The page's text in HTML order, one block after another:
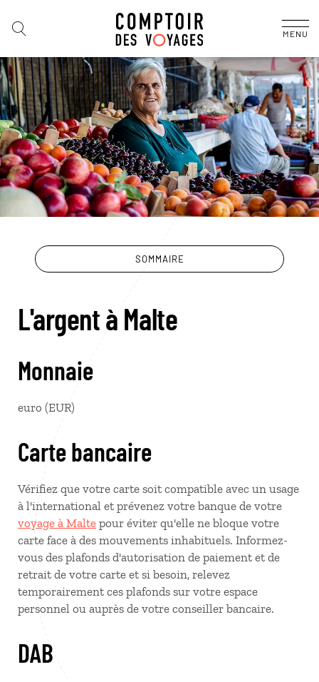
MENU
SOMMAIRE
L'argent à Malte
Monnaie
euro (EUR)
Carte bancaire
Vérifiez que votre carte soit compatible avec un usage
à l'international et prévenez votre banque de votre
voyage à Malte pour éviter qu'elle ne bloque votre
carte face à des mouvements inhabituels. Informez-
vous des plafonds d'autorisation de paiement et de
retrait de votre carte et si besoin, relevez
temporairement ces plafonds sur votre espace
personnel ou auprès de votre conseiller bancaire.
DAB